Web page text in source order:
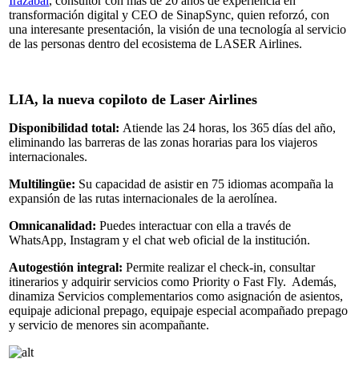
transformación digital y CEO de SinapSync, quien reforzó, con
una interesante presentación, la visión de una tecnología al servicio
de las personas dentro del ecosistema de LASER Airlines.
LIA, la nueva copiloto de Laser Airlines
Disponibilidad total: Atiende las 24 horas, los 365 días del año,
eliminando las barreras de las zonas horarias para los viajeros
internacionales.
Multilingüe: Su capacidad de asistir en 75 idiomas acompaña la
expansión de las rutas internacionales de la aerolínea.
Omnicanalidad: Puedes interactuar con ella a través de
WhatsApp, Instagram y el chat web oficial de la institución.
Autogestión integral: Permite realizar el check-in, consultar
itinerarios y adquirir servicios como Priority o Fast Fly. Además,
dinamiza Servicios complementarios como asignación de asientos,
equipaje adicional prepago, equipaje especial acompañado prepago
y servicio de menores sin acompañante.